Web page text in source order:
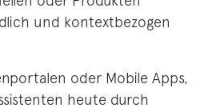
und kontextbezogen
oder Mobile Apps,
heute durch